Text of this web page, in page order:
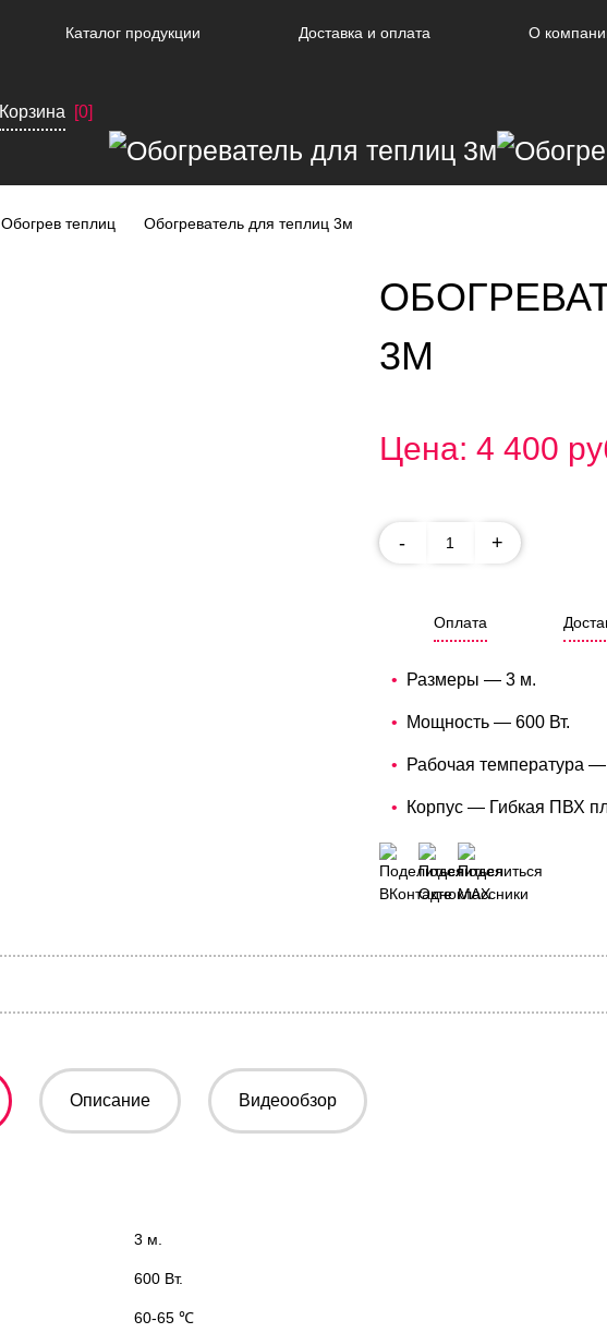
Каталог продукции Доставка и оплата О
Корзина [0]
Обогрев теплиц Обогреватель для теплиц 3м
3М
Цена: 4 400
- +
Оплата
Размеры — 3 м.
Мощность — 600 Вт.
Рабочая температура
Корпус — Гибкая ПВХ
Описание Видеообзор
3 м.
600 Вт.
60-65 ℃